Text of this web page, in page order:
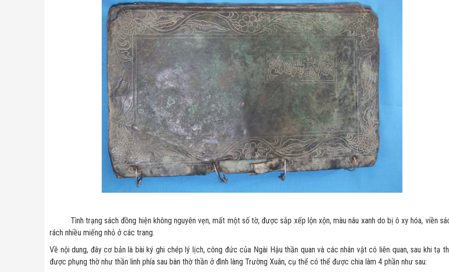
Tình trạng sách đồng hiện không nguyên vẹn, mất một số tờ, được sắp xếp lộn xộn, màu nâu xanh do bị ô xy hóa, viền
rách nhiều miếng nhỏ ở các trang.
Về nội dung, đây cơ bản là bài ký ghi chép lý lịch, công đức của Ngài Hậu thần quan và các nhân vật có liên quan, sau khi tạ
được phụng thờ như thần linh phía sau bàn thờ thần ở đình làng Trường Xuân, cụ thể có thể được chia làm 4 phần như sau: